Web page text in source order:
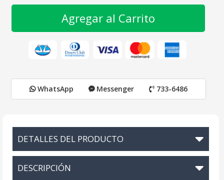
Agregar al Carrito
WhatsApp Messenger 733-6486
DETALLES DEL PRODUCTO
DESCRIPCIÓN